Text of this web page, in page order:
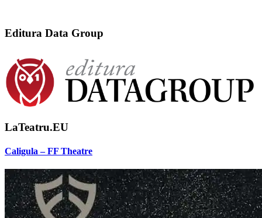
Editura Data Group
LaTeatru.EU
Caligula – FF Theatre